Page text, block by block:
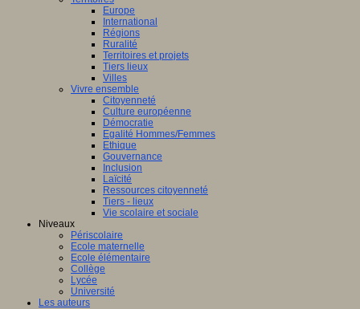
Europe
International
Régions
Ruralité
Territoires et projets
Tiers lieux
Villes
Vivre ensemble
Citoyenneté
Culture européenne
Démocratie
Egalité Hommes/Femmes
Ethique
Gouvernance
Inclusion
Laïcité
Ressources citoyenneté
Tiers - lieux
Vie scolaire et sociale
Niveaux
Périscolaire
Ecole maternelle
Ecole élémentaire
Collège
Lycée
Université
Les auteurs